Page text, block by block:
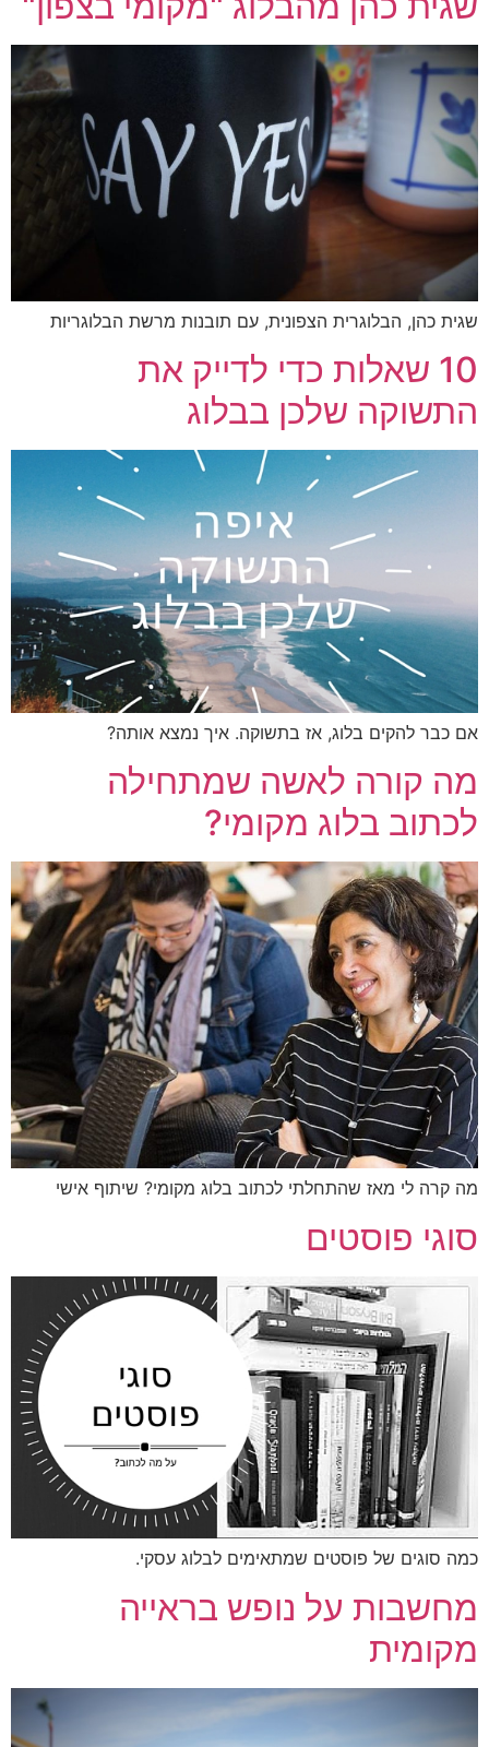
כהן, הבלוגרית הצפונית, עם תובנות מרשת הבלוגריות
10 שאלות כדי לדייק את
שלכן בבלוג
כבר להקים בלוג, אז בתשוקה. איך נמצא אותה?
קורה לאשה שמתחילה
בלוג מקומי?
קרה לי מאז שהתחלתי לכתוב בלוג מקומי? שיתוף אישי
פוסטים
סוגים של פוסטים שמתאימים לבלוג עסקי.
על נופש בראייה